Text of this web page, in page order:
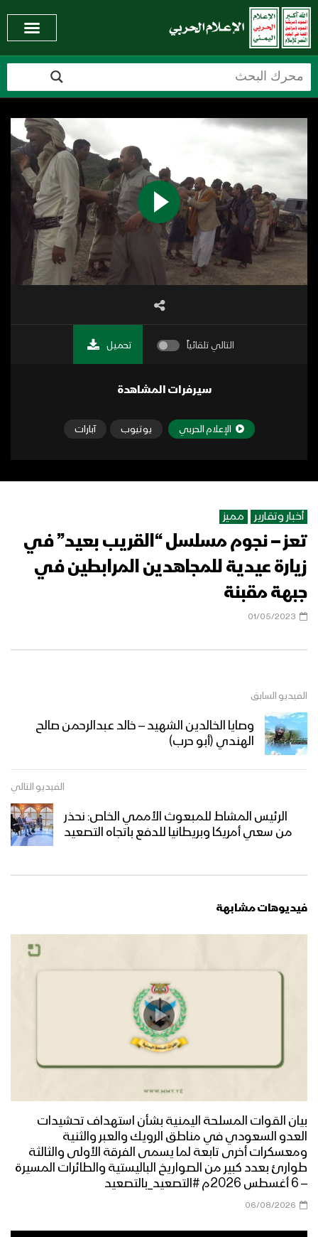
التالي تلقائياً تحميل
سيرفرات المشاهدة
الإعلام الحربي يوتيوب آبارات
أخبار وتقارير مميز
تعز – نجوم مسلسل “القريب بعيد” في
زيارة عيدية للمجاهدين المرابطين في
جبهة مقبنة
01/05/2023
الفيديو السابق
وصايا الخالدين الشهيد – خالد عبدالرحمن صالح
الهندي (أبو حرب)
الفيديو التالي
الرئيس المشاط للمبعوث الأممي الخاص: نحذر
من سعي أمريكا وبريطانيا للدفع باتجاه التصعيد
فيديوهات مشابهة
بيان القوات المسلحة اليمنية بشأن استهداف تحشيدات
العدو السعودي في مناطق الرويك والعبر والثنية
ومعسكرات أخرى تابعة لما يسمى الفرقة الأولى والثالثة
طوارئ بعدد كبير من الصواريخ الباليستية والطائرات المسيرة
– 6 أغسطس 2026م #التصعيد_بالتصعيد
06/08/2026